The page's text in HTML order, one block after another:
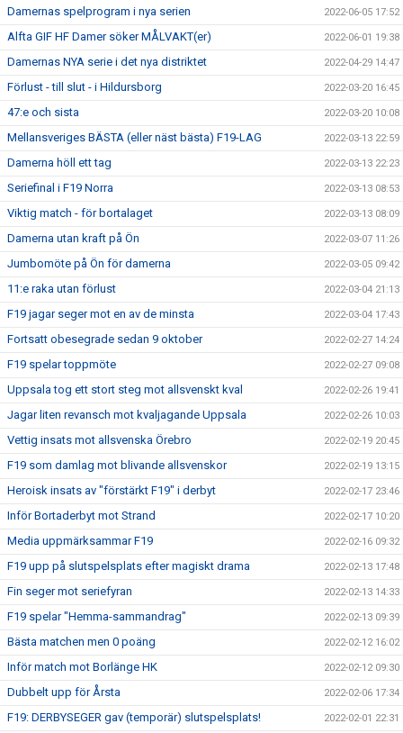
Damernas spelprogram i nya serien 2022-06-05 17:52
Alfta GIF HF Damer söker MÅLVAKT(er) 2022-06-01 19:38
Damernas NYA serie i det nya distriktet 2022-04-29 14:47
Förlust - till slut - i Hildursborg 2022-03-20 16:45
47:e och sista 2022-03-20 10:08
Mellansveriges BÄSTA (eller näst bästa) F19-LAG 2022-03-13 22:59
Damerna höll ett tag 2022-03-13 22:23
Seriefinal i F19 Norra 2022-03-13 08:53
Viktig match - för bortalaget 2022-03-13 08:09
Damerna utan kraft på Ön 2022-03-07 11:26
Jumbomöte på Ön för damerna 2022-03-05 09:42
11:e raka utan förlust 2022-03-04 21:13
F19 jagar seger mot en av de minsta 2022-03-04 17:43
Fortsatt obesegrade sedan 9 oktober 2022-02-27 14:24
F19 spelar toppmöte 2022-02-27 09:08
Uppsala tog ett stort steg mot allsvenskt kval 2022-02-26 19:41
Jagar liten revansch mot kvaljagande Uppsala 2022-02-26 10:03
Vettig insats mot allsvenska Örebro 2022-02-19 20:45
F19 som damlag mot blivande allsvenskor 2022-02-19 13:15
Heroisk insats av "förstärkt F19" i derbyt 2022-02-17 23:46
Inför Bortaderbyt mot Strand 2022-02-17 10:20
Media uppmärksammar F19 2022-02-16 09:32
F19 upp på slutspelsplats efter magiskt drama 2022-02-13 17:48
Fin seger mot seriefyran 2022-02-13 14:33
F19 spelar "Hemma-sammandrag" 2022-02-13 09:39
Bästa matchen men 0 poäng 2022-02-12 16:02
Inför match mot Borlänge HK 2022-02-12 09:30
Dubbelt upp för Årsta 2022-02-06 17:34
F19: DERBYSEGER gav (temporär) slutspelsplats! 2022-02-01 22:31